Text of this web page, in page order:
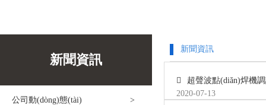
新聞資訊
公司動(dòng)態(tài)
新聞資訊
超聲波點(diǎn)焊機
2020-07-13